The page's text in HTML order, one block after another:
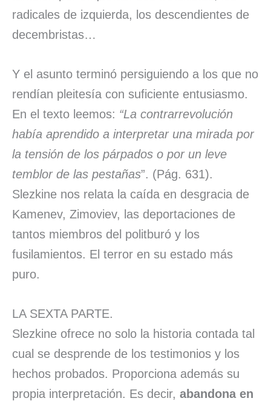
radicales de izquierda, los descendientes de
decembristas…
Y el asunto terminó persiguiendo a los que no
rendían pleitesía con suficiente entusiasmo.
En el texto leemos: “La contrarrevolución
había aprendido a interpretar una mirada por
la tensión de los párpados o por un leve
temblor de las pestañas”. (Pág. 631).
Slezkine nos relata la caída en desgracia de
Kamenev, Zimoviev, las deportaciones de
tantos miembros del politburó y los
fusilamientos. El terror en su estado más
puro.
LA SEXTA PARTE.
Slezkine ofrece no solo la historia contada tal
cual se desprende de los testimonios y los
hechos probados. Proporciona además su
propia interpretación. Es decir, abandona en